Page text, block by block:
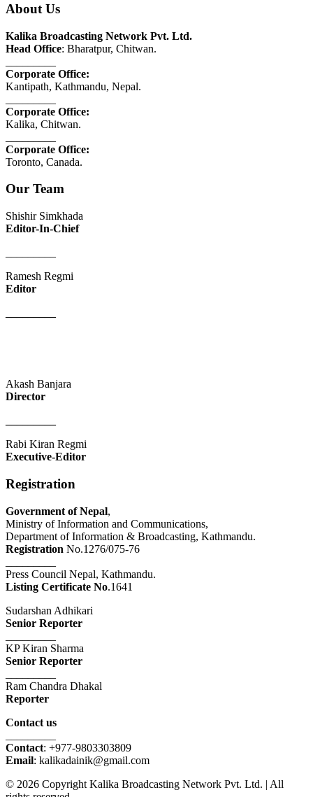
About Us
Kalika Broadcasting Network Pvt. Ltd.
Head Office: Bharatpur, Chitwan.
Corporate Office:
Kantipath, Kathmandu, Nepal.
Corporate Office:
Kalika, Chitwan.
Corporate Office:
Toronto, Canada.
Our Team
Shishir Simkhada
Editor-In-Chief
Ramesh Regmi
Editor
Akash Banjara
Director
Rabi Kiran Regmi
Executive-Editor
Registration
Government of Nepal,
Ministry of Information and Communications,
Department of Information & Broadcasting, Kathmandu.
Registration No.1276/075-76
Press Council Nepal, Kathmandu.
Listing Certificate No.1641
Sudarshan Adhikari
Senior Reporter
KP Kiran Sharma
Senior Reporter
Ram Chandra Dhakal
Reporter
Contact us
Contact: +977-9803303809
Email: kalikadainik@gmail.com
© 2026 Copyright Kalika Broadcasting Network Pvt. Ltd. | All